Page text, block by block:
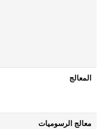
المعالج
معالج الرسوميات